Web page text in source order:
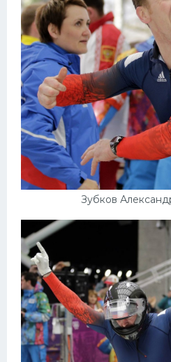
Зубков